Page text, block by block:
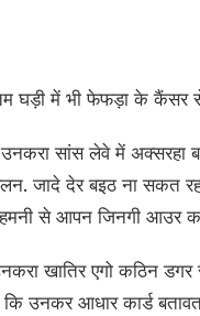
घड़ी में भी फेफड़ा के कैंसर
सांस लेवे में
जादे देर बइठ ना सकत
से आपन जिनगी आउर
खातिर एगो कठिन डगर
उनकर आधार कार्ड बतावत